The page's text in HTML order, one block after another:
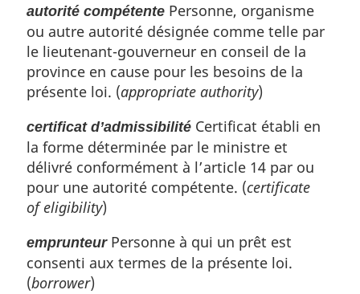
i
n
a
e
:
autorité compétente Personne, organisme
ou autre autorité désignée comme telle par
le lieutenant-gouverneur en conseil de la
province en cause pour les besoins de la
présente loi. (appropriate authority)
certificat d’admissibilité Certificat établi en
la forme déterminée par le ministre et
délivré conformément à l’article 14 par ou
pour une autorité compétente. (certificate
of eligibility)
emprunteurPersonne à qui un prêt est
consenti aux termes de la présente loi.
(borrower)